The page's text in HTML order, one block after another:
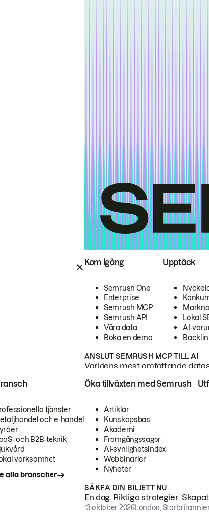
Kom igång
Semrush One
Enterprise
Semrush MCP
Semrush API
Våra data
Boka en demo
Upptäck
Lokal
AI-
ANSLUT SEMRUSH MCP TILL AI
Världens mest omfattande
tjänster
och e-handel
och B2B-teknik
verksamhet
alla branscher
Öka tillväxten med Semrush
Artiklar
Kunskapsbas
Akademi
Framgångssagor
AI-synlighetsindex
Webbinarier
Nyheter
SÄKRA DIN BILJETT NU
En dag. Riktiga strategier.
13 oktober 2026London,